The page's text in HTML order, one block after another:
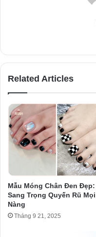
Related Articles
Mẫu Móng Chân Đen Đẹp:
Sang Trọng Quyến Rũ Mọi
Nàng
Tháng 9 21, 2025